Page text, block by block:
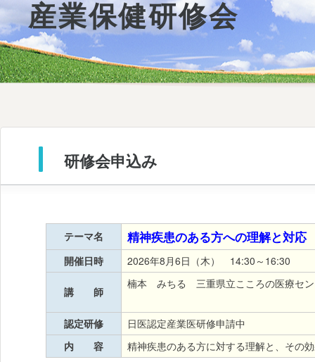
産業保健研修会
研修会申込み
テーマ名 精神疾患のある方への理解と対応
開催日時 2026年8月6日（木） 14:30～16:30
講 師
楠本 みちる 三重県立こころの医療セ
認定研修
日医認定産業医研修申請中
内 容
精神疾患のある方に対する理解と、その